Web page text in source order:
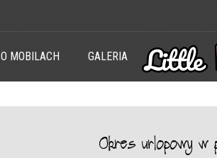
O MOBILACH GALERIA
Okres urlopowy